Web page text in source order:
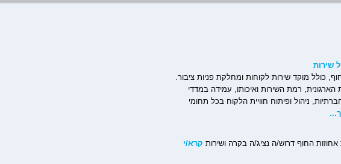
שירות
כולל מוקד שירות לקוחות ומחלקת פניות ציבור.
רמת השירות ואיכותו, עמידה במדדי
ניהול ופיתוח חוויית הלקוח בכל תחומי
החוף דרוש/ה נציג/ה בקרה ושירות קרא/י